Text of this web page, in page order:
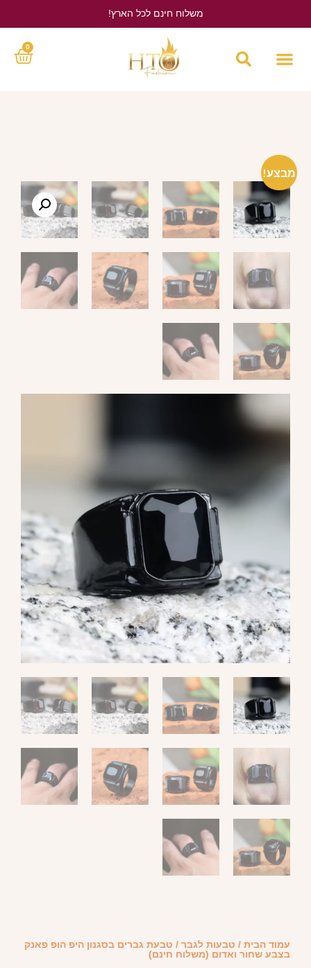
משלוח חינם לכל הארץ!
0
מבצע!
עמוד הבית / טבעות לגבר / טבעת גברים בסגנון היפ הופ פאנק
בצבע שחור ואדום (משלוח חינם)